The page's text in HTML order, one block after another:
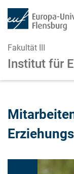
Fakultät III
Institut für